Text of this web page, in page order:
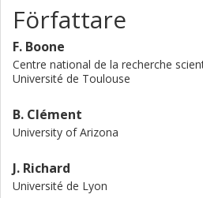
Författare
F. Boone
Centre national de la recherche
Université de Toulouse
B. Clément
University of Arizona
J. Richard
Université de Lyon